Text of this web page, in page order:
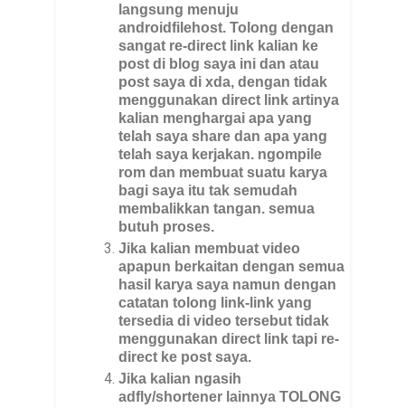
langsung menuju
androidfilehost. Tolong dengan
sangat re-direct link kalian ke
post di blog saya ini dan atau
post saya di xda, dengan tidak
menggunakan direct link artinya
kalian menghargai apa yang
telah saya share dan apa yang
telah saya kerjakan. ngompile
rom dan membuat suatu karya
bagi saya itu tak semudah
membalikkan tangan. semua
butuh proses.
Jika kalian membuat video
apapun berkaitan dengan semua
hasil karya saya namun dengan
catatan tolong link-link yang
tersedia di video tersebut tidak
menggunakan direct link tapi re-
direct ke post saya.
Jika kalian ngasih
adfly/shortener lainnya TOLONG